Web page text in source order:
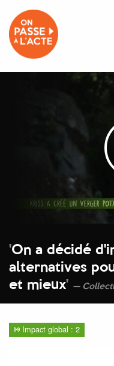
'On a décidé
alternatives
et mieux'
Impact global : 2